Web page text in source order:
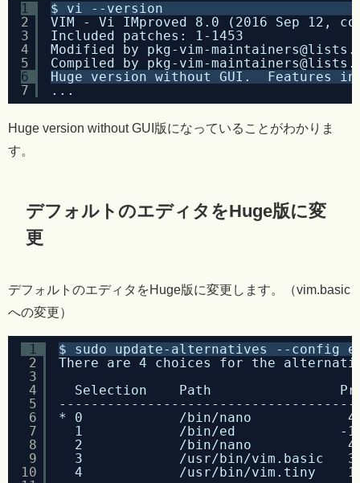
1
2
3
4
5
6
7
$ vi --version
VIM - Vi IMproved 8.0 (2016 Sep 12,
Included patches: 1-1453
Modified by pkg-vim-
Compiled by pkg-vim-
Huge version without GUI.  Features
...
Huge version without GUI版になっていることがわかりま
す。
デフォルトのエディタをHuge版に変
更
デフォルトのエディタをHuge版に変更します。（vim.basic
への変更）
1
2
3
4
5
6
7
8
9
10
$ sudo update-alternatives --config
There are 4 choices for the
Selection    Path
* 0            /bin/nano
1            /bin/ed             -
2            /bin/nano
3            /usr/bin/vim.basic   30
4            /usr/bin/vim.tiny    15